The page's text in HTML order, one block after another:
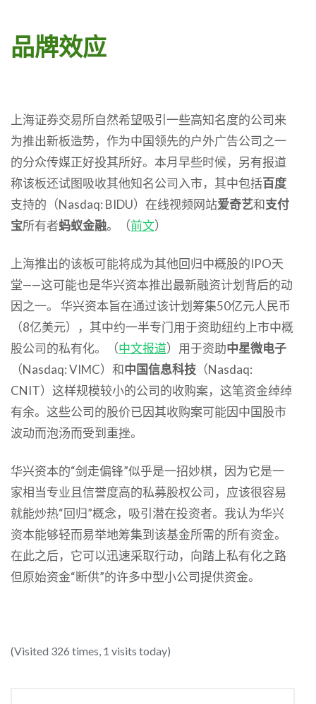
品牌效应
上海证券交易所自然希望吸引一些高知名度的公司来
为推出新板造势，作为中国领先的户外广告公司之一
的分众传媒正好投其所好。本月早些时候，另有报道
称该板还试图吸收其他知名公司入市，其中包括百度
支持的（Nasdaq: BIDU）在线视频网站爱奇艺和支付
宝所有者蚂蚁金融。（前文）
上海推出的该板可能将成为其他回归中概股的IPO天
堂——这可能也是华兴资本推出最新融资计划背后的动
因之一。 华兴资本旨在通过该计划筹集50亿元人民币
（8亿美元），其中约一半专门用于资助纽约上市中概
股公司的私有化。（中文报道）用于资助中星微电子
（Nasdaq: VIMC）和中国信息科技 （Nasdaq:
CNIT）这样规模较小的公司的收购案，这笔资金绰绰
有余。这些公司的股价已因其收购案可能因中国股市
波动而泡汤而受到重挫。
华兴资本的“剑走偏锋”似乎是一招妙棋，因为它是一
家相当专业且信誉度高的私募股权公司，应该很容易
就能炒热“回归”概念，吸引潜在投资者。我认为华兴
资本能够轻而易举地筹集到该基金所需的所有资金。
在此之后，它可以迅速采取行动，向踏上私有化之路
但原始资金“断供”的许多中型小公司提供资金。
(Visited 326 times, 1 visits today)